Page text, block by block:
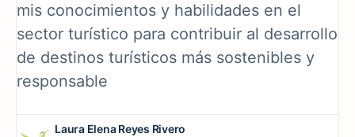
mis conocimientos y habilidades en el
sector turístico para contribuir al desarrollo
de destinos turísticos más sostenibles y
responsable
Laura Elena Reyes Rivero